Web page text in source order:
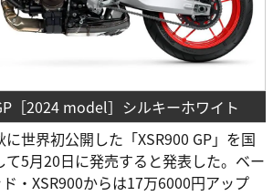
［2024 model］シルキーホワイト
世界初公開した「XSR900 GP」を国
5月20日に発売すると発表した。ベー
・XSR900からは17万6000円アップ